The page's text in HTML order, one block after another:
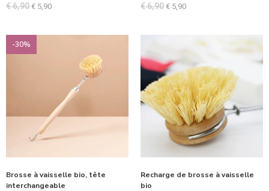
€6,90 € 5,90 €6,90 € 5,90
-30%
Brosse à vaisselle bio, tête
interchangeable
Recharge de brosse à vaisselle
bio